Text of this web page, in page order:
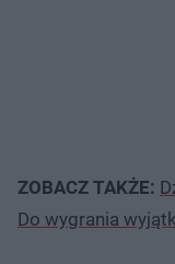
ZOBACZ TAKŻE:
Do wygrania